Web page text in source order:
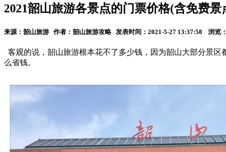
2021韶山旅游各景点的门票价格(含免费景
来源：韶山旅游 作者：韶山旅游攻略 发表时间：2021-5-27 13:37:58 浏览：
客观的说，韶山旅游根本花不了多少钱，因为韶山大部分景
么省钱。